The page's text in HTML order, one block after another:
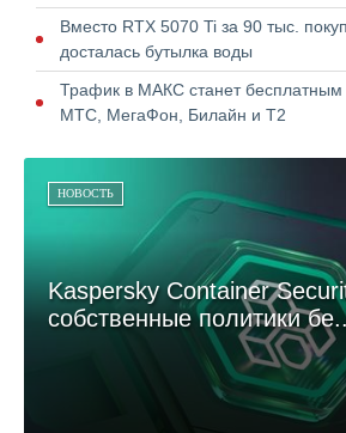
Вместо RTX 5070 Ti за 90 тыс.
досталась бутылка воды
Трафик в МАКС станет бесплатным
МТС, МегаФон, Билайн и Т2
НОВОСТЬ
Kaspersky Container
собственные политики